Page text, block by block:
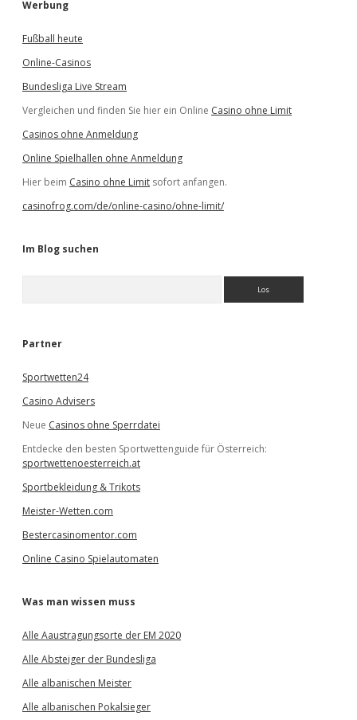
Werbung
Fußball heute
Online-Casinos
Bundesliga Live Stream
Vergleichen und finden Sie hier ein Online Casino ohne Limit
Casinos ohne Anmeldung
Online Spielhallen ohne Anmeldung
Hier beim Casino ohne Limit sofort anfangen.
casinofrog.com/de/online-casino/ohne-limit/
Im Blog suchen
e
Partner
Sportwetten24
Casino Advisers
Neue Casinos ohne Sperrdatei
Entdecke den besten Sportwettenguide für Österreich:
sportwettenoesterreich.at
Sportbekleidung & Trikots
Meister-Wetten.com
Bestercasinomentor.com
Online Casino Spielautomaten
Was man wissen muss
Alle Aaustragungsorte der EM 2020
Alle Absteiger der Bundesliga
Alle albanischen Meister
Alle albanischen Pokalsieger